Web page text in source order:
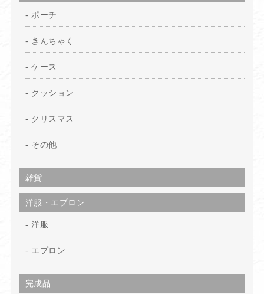
ポーチ
きんちゃく
ケース
クッション
クリスマス
その他
雑貨
洋服・エプロン
洋服
エプロン
完成品